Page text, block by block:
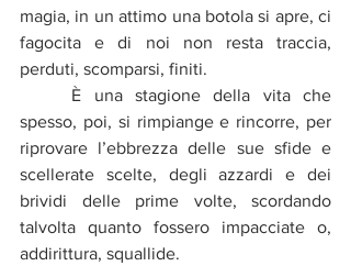
magia, in un attimo una botola si apre, ci
fagocita e di noi non resta traccia,
perduti, scomparsi, finiti.
spesso, poi, si rimpiange e rincorre, per
riprovare l’ebbrezza delle sue sfide e
scellerate scelte, degli azzardi e dei
brividi delle prime volte, scordando
talvolta quanto fossero impacciate o,
addirittura, squallide.